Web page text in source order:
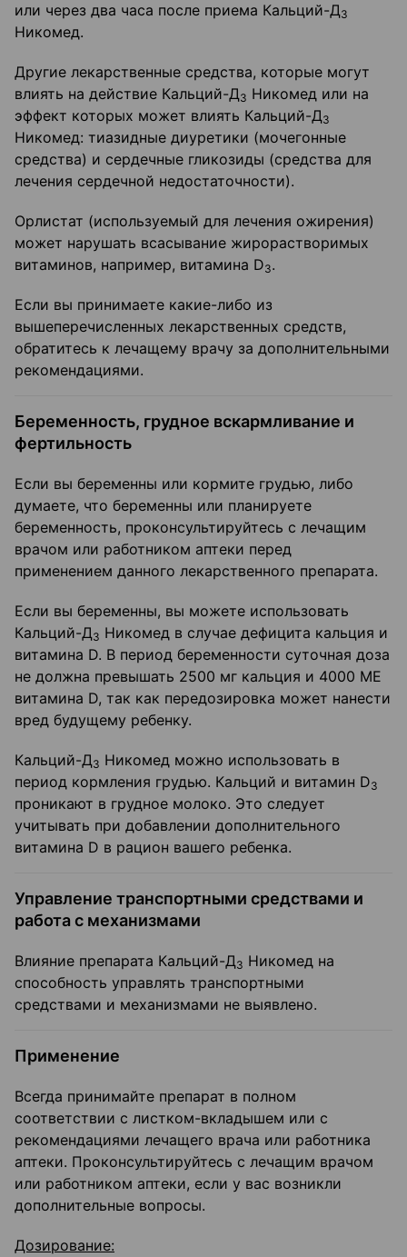
или через два часа после приема Кальций-Д3
Никомед.
Другие лекарственные средства, которые могут
влиять на действие Кальций-Д3 Никомед или на
эффект которых может влиять Кальций-Д3
Никомед: тиазидные диуретики (мочегонные
средства) и сердечные гликозиды (средства для
лечения сердечной недостаточности).
Орлистат (используемый для лечения ожирения)
может нарушать всасывание жирорастворимых
витаминов, например, витамина D3.
Если вы принимаете какие-либо из
вышеперечисленных лекарственных средств,
обратитесь к лечащему врачу за дополнительными
рекомендациями.
Беременность, грудное вскармливание и
фертильность
Если вы беременны или кормите грудью, либо
думаете, что беременны или планируете
беременность, проконсультируйтесь с лечащим
врачом или работником аптеки перед
применением данного лекарственного препарата.
Если вы беременны, вы можете использовать
Кальций-Д3 Никомед в случае дефицита кальция и
витамина D. В период беременности суточная доза
не должна превышать 2500 мг кальция и 4000 ME
витамина D, так как передозировка может нанести
вред будущему ребенку.
Кальций-Д3 Никомед можно использовать в
период кормления грудью. Кальций и витамин D3
проникают в грудное молоко. Это следует
учитывать при добавлении дополнительного
витамина D в рацион вашего ребенка.
Управление транспортными средствами и
работа с механизмами
Влияние препарата Кальций-Д3 Никомед на
способность управлять транспортными
средствами и механизмами не выявлено.
Применение
Всегда принимайте препарат в полном
соответствии с листком-вкладышем или с
рекомендациями лечащего врача или работника
аптеки. Проконсультируйтесь с лечащим врачом
или работником аптеки, если у вас возникли
дополнительные вопросы.
Дозирование: